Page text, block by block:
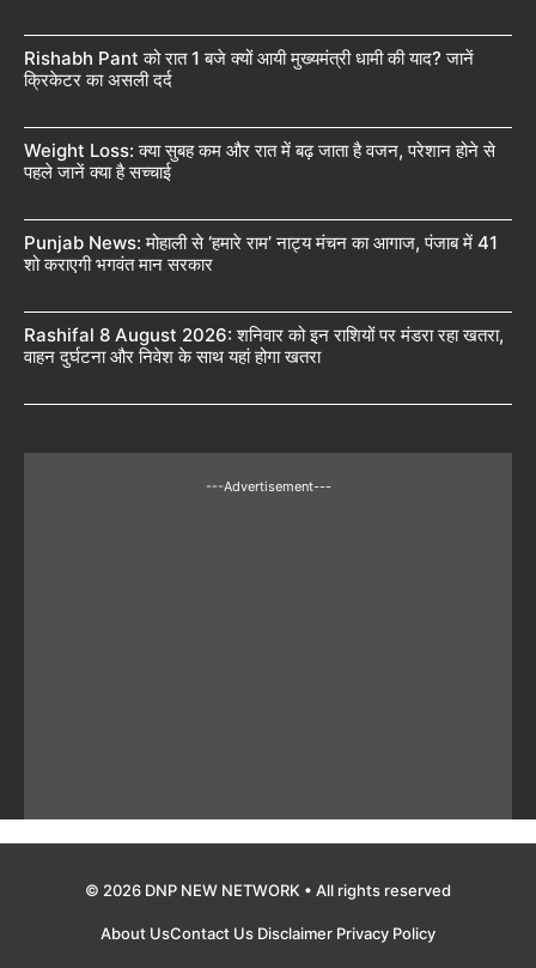
Rishabh Pant को रात 1 बजे क्यों आयी मुख्यमंत्री धामी की याद? जानें
क्रिकेटर का असली दर्द
Weight Loss: क्या सुबह कम और रात में बढ़ जाता है वजन, परेशान होने से
पहले जानें क्या है सच्चाई
Punjab News: मोहाली से ‘हमारे राम’ नाट्य मंचन का आगाज, पंजाब में 41
शो कराएगी भगवंत मान सरकार
Rashifal 8 August 2026: शनिवार को इन राशियों पर मंडरा रहा खतरा,
वाहन दुर्घटना और निवेश के साथ यहां होगा खतरा
---Advertisement---
© 2026 DNP NEW NETWORK • All rights reserved
About UsContact Us Disclaimer Privacy Policy